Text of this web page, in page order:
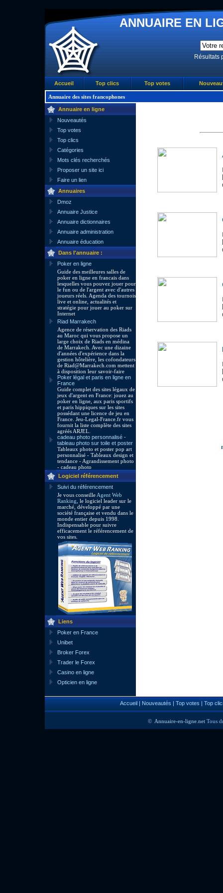
ANNUAIRE EN
Résultats
Accueil Top clics Top votes
Annuaire des sites francophones
Annuaire en ligne
Nouveautés
Top votes
Top clics
Catégories
Mots clés recherchés
Proposer un site ici
Faire un lien
Annuaires
Dmoz
Annuaire Justice
Annuaire dictionnaires
Annuaire administration
Annuaire éducation
Dans l'annuaire :
Poker en ligne
Guide des meilleures salles de
poker en ligne en francais dans
lesquelles vous pouvez jouer pour
le fun ou de l'argent avec d'autres
joueurs réels. Agenda des tournois
live et online, actualités et
stratégie pour jouer au poker sur
Internet
Riad Marrakech
Agence de réservation des Riads
au Maroc qui vous propose un
large choix de Riads en médina
de Marrakech. Avec une dizaine
d'années d'expérience dans la
gestion hôtelière, les cofondateurs
de Riad@Marrakech.com mettent
à disposition leur savoir-faire
Poker légal et paris en ligne en
France
Guide complet des sites légaux de
jeux d'argent en France: jouez au
poker en ligne, aux paris sportifs
et paris hippiques sur les sites
possédant une licence de jeu en
France. Jeu-Legal-France.fr vous
fournit la liste complète des sites
agréés ARJEL.
cadeau photo personnalisé -
tableau photo sur toile et poster
Tableaux photo et poster pop art
personnalisé - Tableaux design et
tendance - Agrandissement photo
- cadeau photo
Logiciel référencement
Suivi du référencement
Je vous conseille Agent Web
Ranking , le logiciel leader sur le
marché, développé par une
société française et vendu dans le
monde entier depuis 1998.
Indispensable pour suivre
efficacement le référencement de
vos sites.
Liens
Poker en France
Unibet
Broker Forex
Trader le Forex
Casino en ligne
Opticien en ligne
Accueil| Nouveautés | Top votes | Top
© Annuaire-en-ligne.net Tous